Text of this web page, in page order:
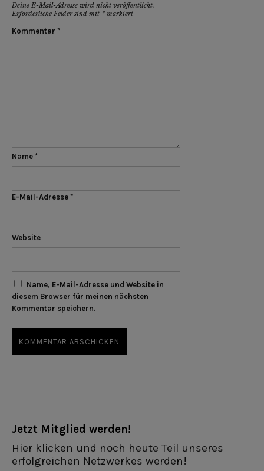
Deine E-Mail-Adresse wird nicht veröffentlicht.
Erforderliche Felder sind mit * markiert
Kommentar *
Name *
E-Mail-Adresse *
Website
Name, E-Mail-Adresse und Website in
diesem Browser für meinen nächsten
Kommentar speichern.
Jetzt Mitglied werden!
Hier klicken und noch heute Teil unseres
erfolgreichen Netzwerkes werden!